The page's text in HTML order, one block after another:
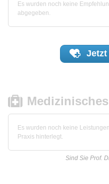
Es wurden noch keine
abgegeben.
Jetzt
Es wurden noch keine
Praxis hinterlegt.
Sind Sie Prof.